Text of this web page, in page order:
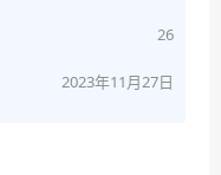
26
2023年11月27日